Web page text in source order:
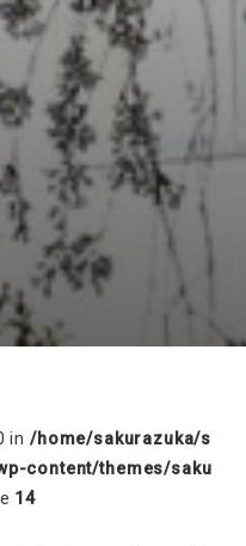
in /home/sakurazuka/s
content/themes/saku
14